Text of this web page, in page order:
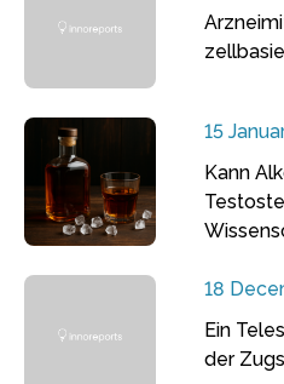
15
Kann
18
Ein
der